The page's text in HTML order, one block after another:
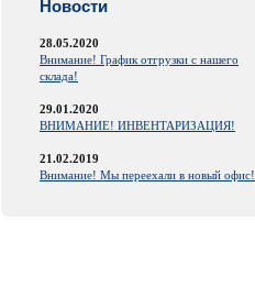
Новости
28.05.2020
Внимание! График отгрузки с нашего
склада!
29.01.2020
ВНИМАНИЕ! ИНВЕНТАРИЗАЦИЯ!
21.02.2019
Внимание! Мы переехали в новый офис!